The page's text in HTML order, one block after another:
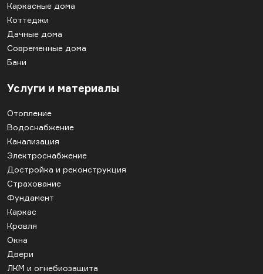
Каркасные дома
Коттеджи
Дачные дома
Современные дома
Бани
Услуги и материалы
Отопление
Водоснабжение
Канализация
Электроснабжение
Достройка и реконструкция
Страхование
Фундамент
Каркас
Кровля
Окна
Двери
ЛКМ и огнебиозащита